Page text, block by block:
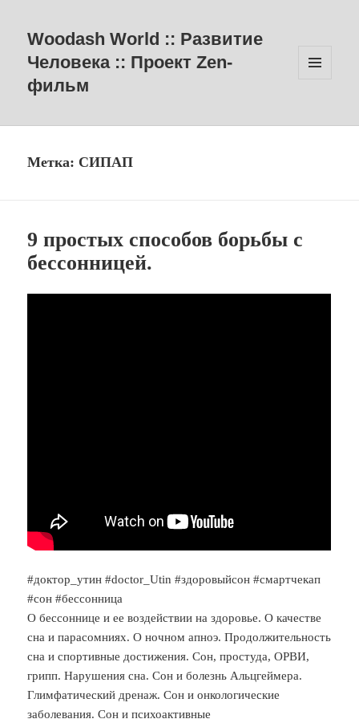
Woodash World :: Развитие
Человека :: Проект Zen-
фильм
Метка: СИПАП
9 простых способов борьбы с
бессонницей.
#доктор_утин #doctor_Utin #здоровыйсон #смартчекап
#сон #бессонница
О бессоннице и ее воздействии на здоровье. О качестве
сна и парасомниях. О ночном апноэ. Продолжительность
сна и спортивные достижения. Сон, простуда, ОРВИ,
грипп. Нарушения сна. Сон и болезнь Альцгеймера.
Глимфатический дренаж. Сон и онкологические
заболевания. Сон и психоактивные